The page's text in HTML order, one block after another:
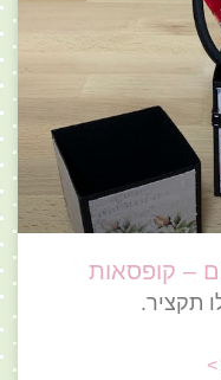
– קופסאות
תקציר.